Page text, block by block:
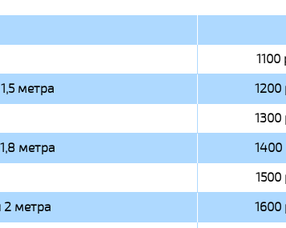
1100
метра
1200
1300
метра
1400
1500
2 метра
1600